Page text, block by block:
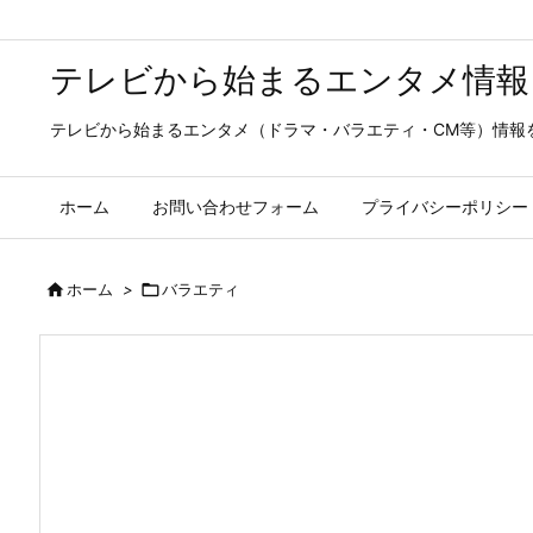
テレビから始まるエンタメ情報
テレビから始まるエンタメ（ドラマ・バラエティ・CM等）情報
ホーム お問い合わせフォーム プライバシーポリシー
ホーム > バラエティ